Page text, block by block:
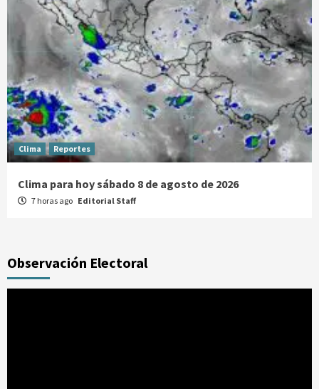
Clima Reportes
Clima para hoy sábado 8 de agosto de 2026
7 horas ago Editorial Staff
Observación Electoral